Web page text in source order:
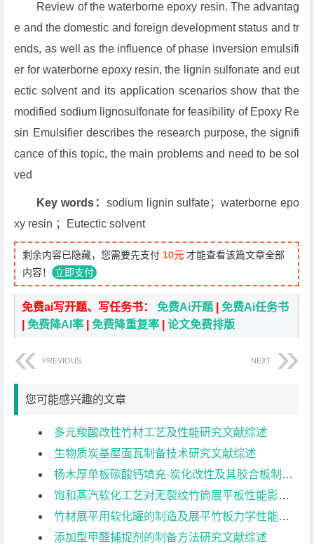
Review of the waterborne epoxy resin. The advantag
e and the domestic and foreign development status and tr
ends, as well as the influence of phase inversion emulsifi
er for waterborne epoxy resin, the lignin sulfonate and eut
ectic solvent and its application scenarios show that the
modified sodium lignosulfonate for feasibility of Epoxy Re
sin Emulsifier describes the research purpose, the signifi
cance of this topic, the main problems and need to be sol
ved
Key words： sodium lignin sulfate；waterborne epo
xy resin ；Eutectic solvent
剩余内容已隐藏，您需要先支付 10元 才能查看该篇文章全部
内容！ 立即支付
免费ai写开题、写任务书：免费Ai开题 |免费Ai任务书
|免费降AI率 |免费降重复率 |论文免费排版
PREVIOUS NEXT
您可能感兴趣的文章
多元羧酸改性竹材工艺及性能研究文献综述
生物质炭基屋面瓦制备技术研究文献综述
杨木厚单板碳酸钙填充-炭化改性及其胶合板制备工艺文献综述
饱和蒸汽软化工艺对无裂纹竹筒展平板性能影响的研究文献综述
竹材展平用软化罐的制造及展平竹板力学性能研究文献综述
添加型甲醛捕捉剂的制备方法研究文献综述